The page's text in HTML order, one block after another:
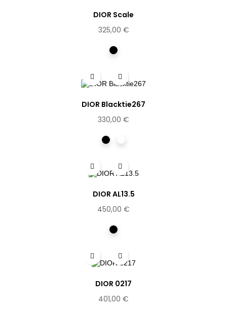
DIOR Scale
325,00 €
Noir
DIOR Blacktie267
330,00 €
Noir
DIOR AL13.5
450,00 €
Noir
DIOR 0217
401,00 €